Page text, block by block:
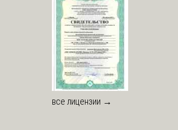
все лицензии →